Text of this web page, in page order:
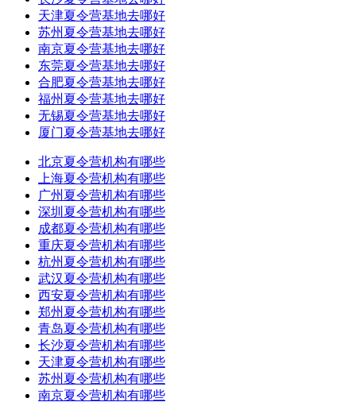
天津夏令营基地去哪好
苏州夏令营基地去哪好
南京夏令营基地去哪好
东莞夏令营基地去哪好
合肥夏令营基地去哪好
福州夏令营基地去哪好
无锡夏令营基地去哪好
厦门夏令营基地去哪好
北京夏令营机构有哪些
上海夏令营机构有哪些
广州夏令营机构有哪些
深圳夏令营机构有哪些
成都夏令营机构有哪些
重庆夏令营机构有哪些
杭州夏令营机构有哪些
武汉夏令营机构有哪些
西安夏令营机构有哪些
郑州夏令营机构有哪些
青岛夏令营机构有哪些
长沙夏令营机构有哪些
天津夏令营机构有哪些
苏州夏令营机构有哪些
南京夏令营机构有哪些